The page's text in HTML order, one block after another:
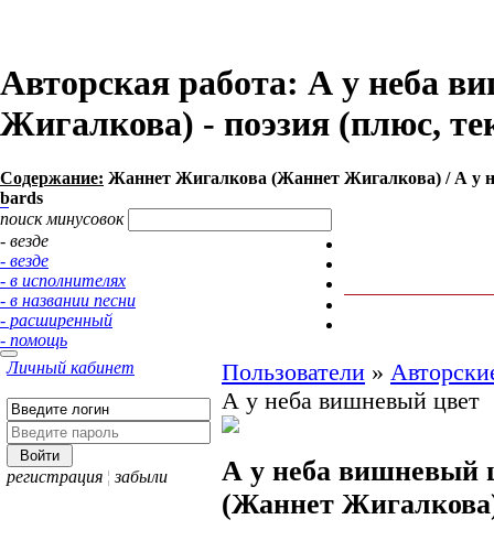
Авторская работа: А у неба
Жигалкова) - поэзия (плюс,
Содержание: Жаннет Жигалкова (Жаннет Жигалкова) / А у
bards
поиск минусовок
- везде
- везде
- в исполнителях
- в названии песни
- расширенный
- помощь
Личный кабинет
регистрация ¦ забыли
Пользователи »
А у неба вишневый цвет
А у неба вишневый
(Жаннет